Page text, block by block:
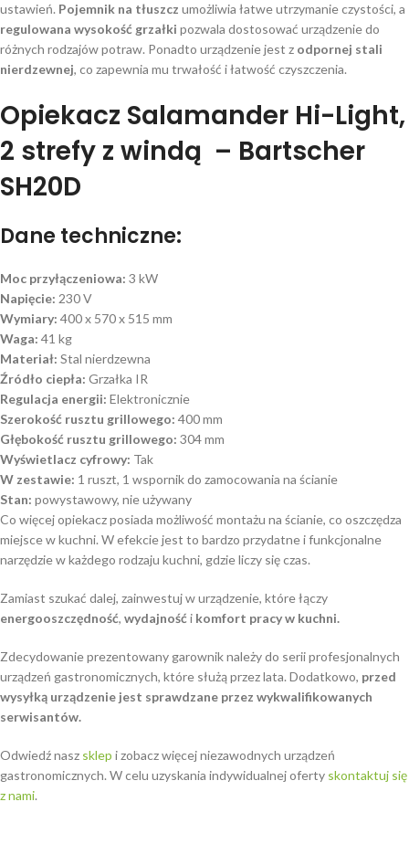
ustawień. Pojemnik na tłuszcz umożliwia łatwe utrzymanie czystości, a
regulowana wysokość grzałki pozwala dostosować urządzenie do
różnych rodzajów potraw. Ponadto urządzenie jest z odpornej stali
nierdzewnej, co zapewnia mu trwałość i łatwość czyszczenia.
Opiekacz Salamander Hi-Light,
2 strefy z windą – Bartscher
SH20D
Dane techniczne:
Moc przyłączeniowa: 3 kW
Napięcie: 230 V
Wymiary: 400 x 570 x 515 mm
Waga: 41 kg
Materiał: Stal nierdzewna
Źródło ciepła: Grzałka IR
Regulacja energii: Elektronicznie
Szerokość rusztu grillowego: 400 mm
Głębokość rusztu grillowego: 304 mm
Wyświetlacz cyfrowy: Tak
W zestawie: 1 ruszt, 1 wspornik do zamocowania na ścianie
Stan: powystawowy, nie używany
Co więcej opiekacz posiada możliwość montażu na ścianie, co oszczędza
miejsce w kuchni. W efekcie jest to bardzo przydatne i funkcjonalne
narzędzie w każdego rodzaju kuchni, gdzie liczy się czas.
Zamiast szukać dalej, zainwestuj w urządzenie, które łączy
energooszczędność, wydajnośći komfort pracy w kuchni.
Zdecydowanie prezentowany garownik należy do serii profesjonalnych
urządzeń gastronomicznych, które służą przez lata. Dodatkowo, przed
wysyłką urządzenie jest sprawdzane przez wykwalifikowanych
serwisantów.
Odwiedź nasz sklep i zobacz więcej niezawodnych urządzeń
gastronomicznych. W celu uzyskania indywidualnej oferty skontaktuj się
z nami.